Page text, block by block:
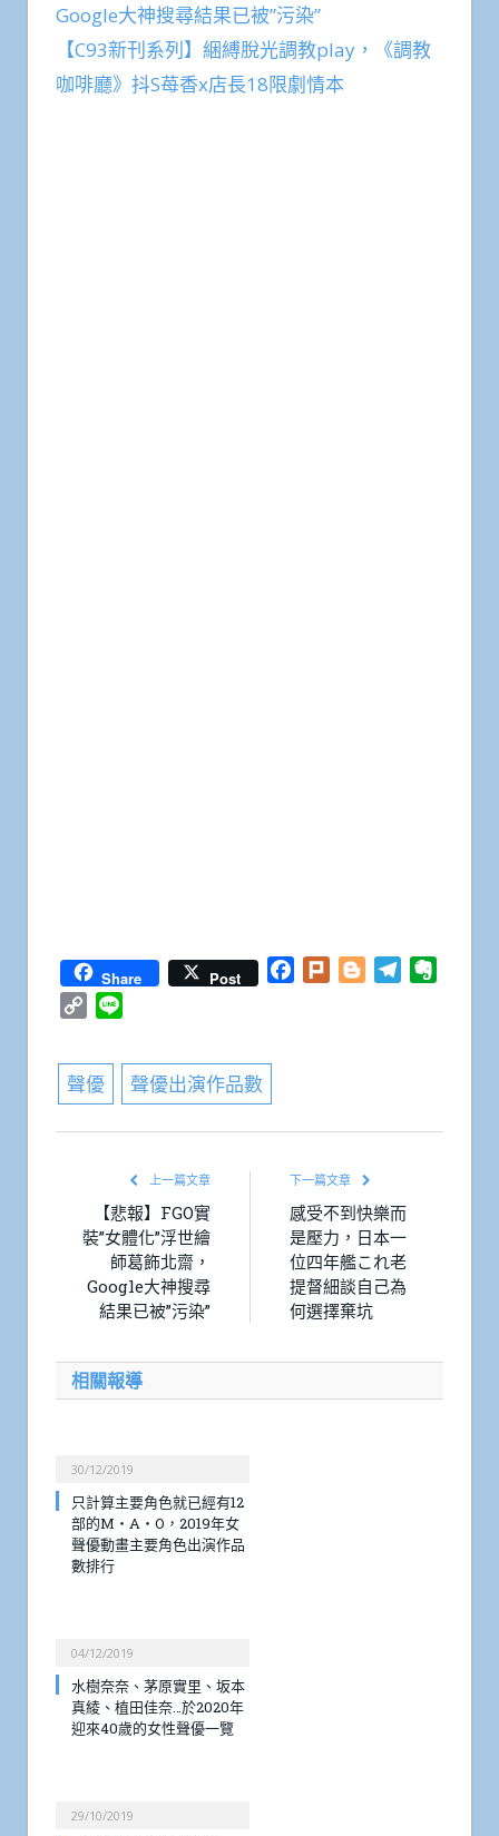
Google大神搜尋結果已被”污染”
【C93新刊系列】綑縛脫光調教play，《調教
咖啡廳》抖S苺香x店長18限劇情本
Share Post Facebook
Plurk BloggerTelegram
Copy
聲優 聲優出演作品數
上一篇文章
【悲報】FGO實
裝”女體化”浮世繪
師葛飾北齋，
Google大神搜尋
結果已被”污染”
下一篇文章
感受不到快樂而
是壓力，日本一
位四年艦これ老
提督細談自己為
何選擇棄坑
相關報導
30/12/2019
只計算主要角色就已經有12
部的M・A・O，2019年女
聲優動畫主要角色出演作品
數排行
04/12/2019
水樹奈奈、茅原實里、坂本
真綾、植田佳奈…於2020年
迎來40歲的女性聲優一覽
29/10/2019